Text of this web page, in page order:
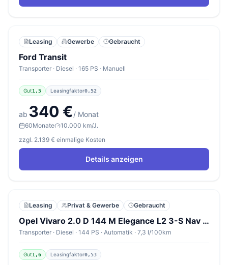
Leasing Gewerbe Gebraucht
Ford Transit
Transporter · Diesel · 165 PS · Manuell
Gut1,5 Leasingfaktor0,52
ab 340 €/ Monat
60Monate
10.000 km/J.
zzgl. 2.139 € einmalige Kosten
Details anzeigen
Leasing Privat & Gewerbe Gebraucht
Opel Vivaro 2.0 D 144 M Elegance L2 3-S Nav KeyL PDC
Transporter · Diesel · 144 PS · Automatik · 7,3 l/100km
Gut1,6 Leasingfaktor0,53